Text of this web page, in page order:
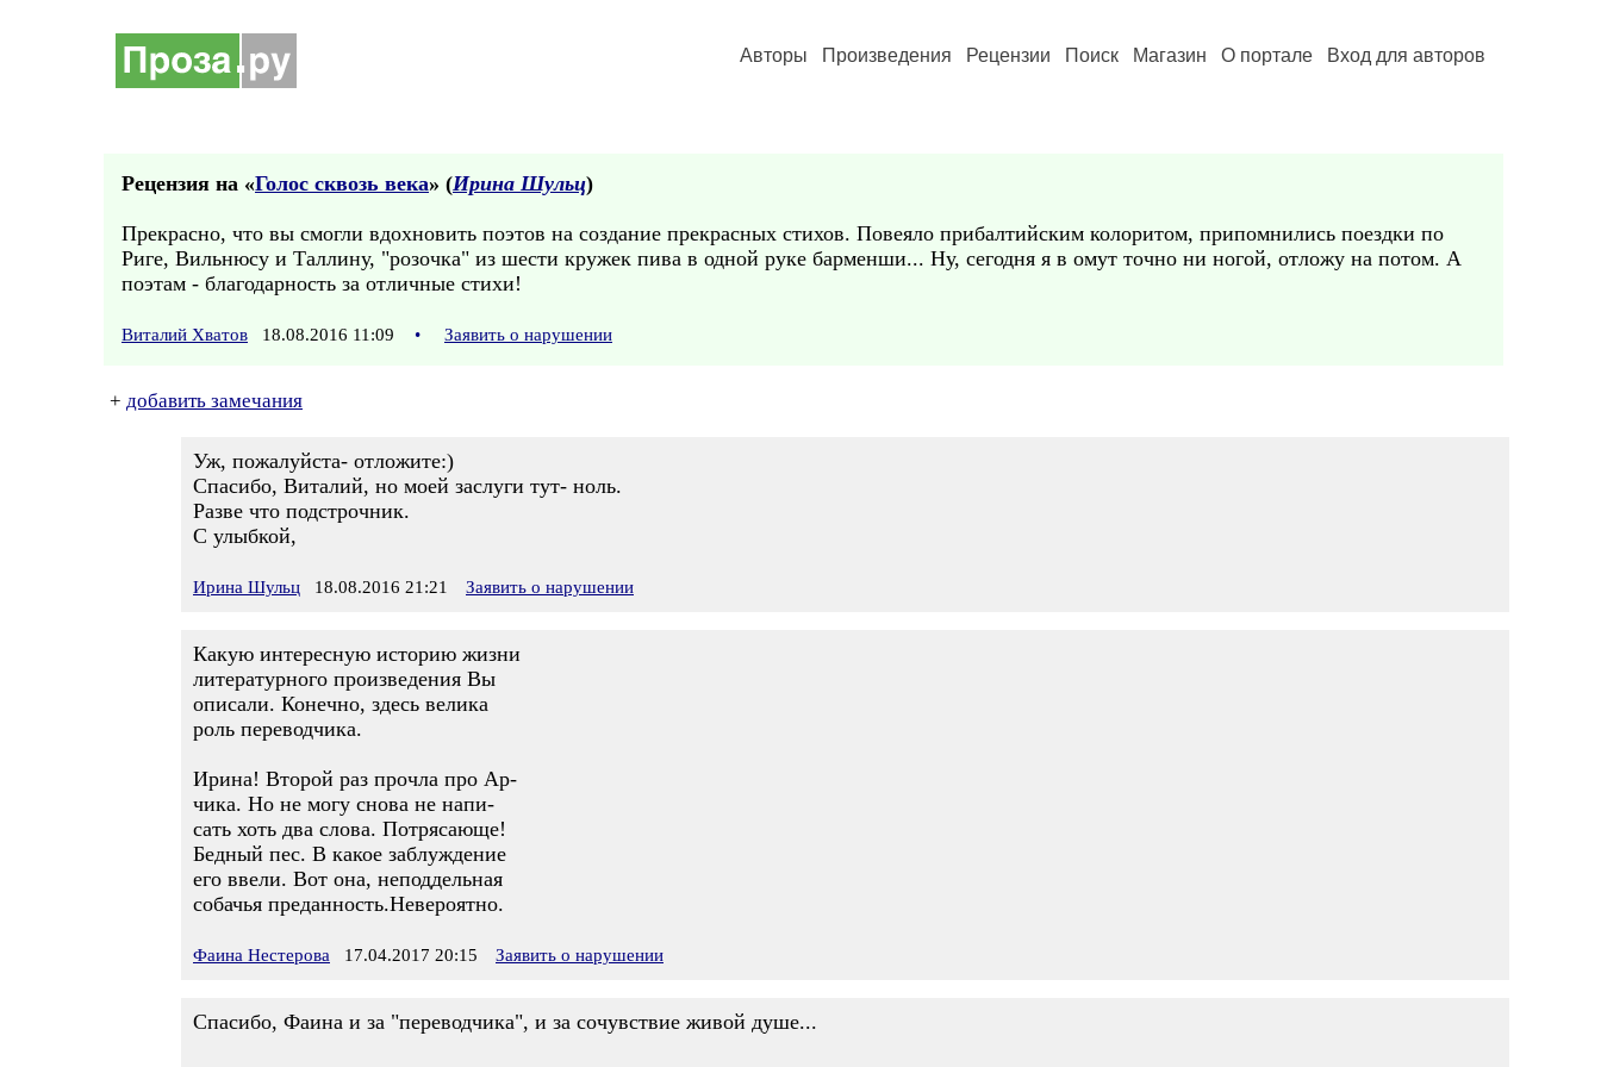
Авторы Произведения Рецензии Поиск Магазин О портале Вход для авторов
Рецензия на «Голос сквозь века» (Ирина Шульц)
Прекрасно, что вы смогли вдохновить поэтов на создание прекрасных стихов. Повеяло прибалтийским колоритом, припомнились поездки по
Риге, Вильнюсу и Таллину, "розочка" из шести кружек пива в одной руке барменши... Ну, сегодня я в омут точно ни ногой, отложу на потом. А
поэтам - благодарность за отличные стихи!
Виталий Хватов 18.08.2016 11:09 • Заявить о нарушении
+ добавить замечания
Уж, пожалуйста- отложите:)
Спасибо, Виталий, но моей заслуги тут- ноль.
Разве что подстрочник.
С улыбкой,
Ирина Шульц 18.08.2016 21:21 Заявить о нарушении
Какую интересную историю жизни
литературного произведения Вы
описали. Конечно, здесь велика
роль переводчика.
Ирина! Второй раз прочла про Ар-
чика. Но не могу снова не напи-
сать хоть два слова. Потрясающе!
Бедный пес. В какое заблуждение
его ввели. Вот она, неподдельная
собачья преданность.Невероятно.
Фаина Нестерова 17.04.2017 20:15 Заявить о нарушении
Спасибо, Фаина и за "переводчика", и за сочувствие живой душе...